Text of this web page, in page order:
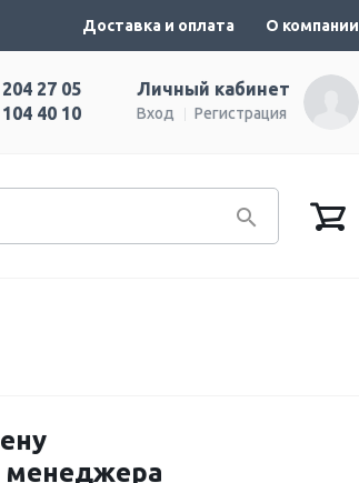
Доставка и оплата О компании
Личный кабинет
Вход Регистрация
27 05
40 10
менеджера